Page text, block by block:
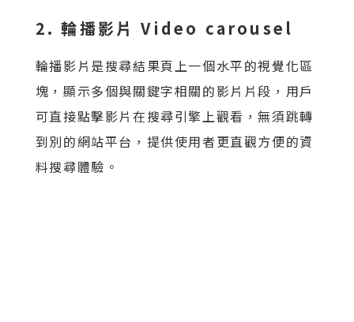
2. 輪播影片 Video carousel
輪播影片是搜尋結果頁上一個水平的視覺化區
塊，顯示多個與關鍵字相關的影片片段，用戶
可直接點擊影片在搜尋引擎上觀看，無須跳轉
到別的網站平台，提供使用者更直觀方便的資
料搜尋體驗。